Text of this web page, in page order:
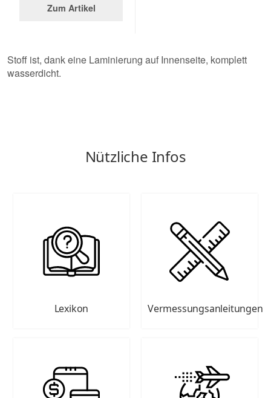
Zum Artikel
Stoff ist, dank eine Laminierung auf Innenseite, komplett
wasserdicht.
Nützliche Infos
Lexikon Vermessungsanleitungen